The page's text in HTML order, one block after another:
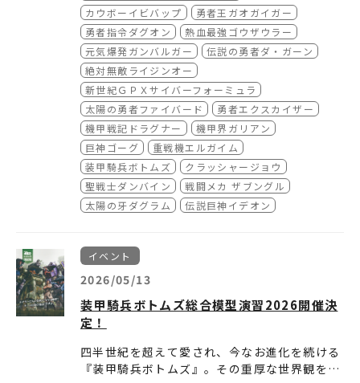
カウボーイビバップ
勇者王ガオガイガー
勇者指令ダグオン
熱血最強ゴウザウラー
元気爆発ガンバルガー
伝説の勇者ダ・ガーン
絶対無敵ライジンオー
新世紀ＧＰＸサイバーフォーミュラ
太陽の勇者ファイバード
勇者エクスカイザー
機甲戦記ドラグナー
機甲界ガリアン
巨神ゴーグ
重戦機エルガイム
装甲騎兵ボトムズ
クラッシャージョウ
聖戦士ダンバイン
戦闘メカ ザブングル
太陽の牙ダグラム
伝説巨神イデオン
イベント
2026/05/13
装甲騎兵ボトムズ総合模型演習2026開催決
定！
四半世紀を超えて愛され、今なお進化を続ける
『装甲騎兵ボトムズ』。その重厚な世界観を熟